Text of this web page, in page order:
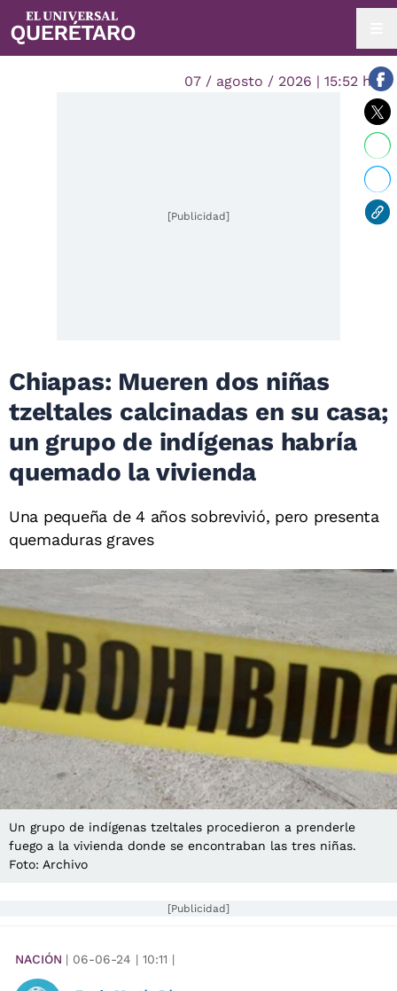
07 / agosto / 2026 | 15:52 hrs.
[Publicidad]
Chiapas: Mueren dos niñas
tzeltales calcinadas en su casa;
un grupo de indígenas habría
quemado la vivienda
Una pequeña de 4 años sobrevivió, pero presenta
quemaduras graves
Un grupo de indígenas tzeltales procedieron a prenderle
fuego a la vivienda donde se encontraban las tres niñas.
Foto: Archivo
[Publicidad]
NACIÓN | 06-06-24 | 10:11 |